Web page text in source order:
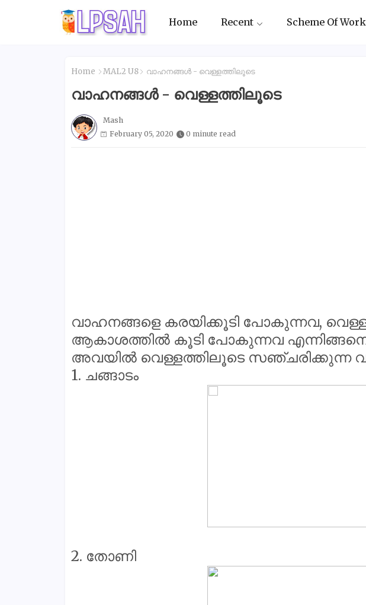
Home Recent Scheme Of Work
Home MAL2 U8 വാഹനങ്ങൾ - വെള്ളത്തിലൂടെ
വാഹനങ്ങൾ - വെള്ളത്തിലൂടെ
Mash
February 05, 2020
0 minute read
വാഹനങ്ങളെ കരയിക്കൂടി പോകുന്നവ,
ആകാശത്തിൽ കൂടി പോകുന്നവ എന്നിങ്ങനെ
അവയിൽ വെള്ളത്തിലൂടെ സഞ്ചരിക്കുന്ന
1. ചങ്ങാടം
2. തോണി